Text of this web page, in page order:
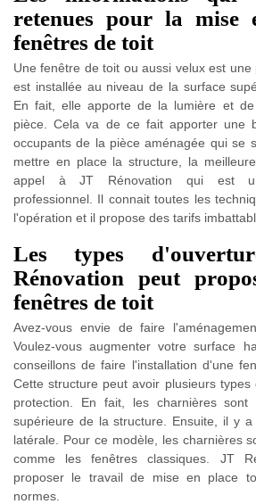
retenues pour la mise
fenêtres de toit
Une fenêtre de toit ou aussi velux est
est installée au niveau de la surface
En fait, elle apporte de la lumière et
pièce. Cela va de ce fait apporter une
occupants de la pièce aménagée qui se
mettre en place la structure, la
appel à JT Rénovation qui est un
professionnel. Il connait toutes les
l'opération et il propose des tarifs
Les types
Rénovation peut
fenêtres de toit
Avez-vous envie de faire
Voulez-vous augmenter votre surface
conseillons de faire l'installation d'une
Cette structure peut avoir plusieurs types
protection. En fait, les charnières
supérieure de la structure. Ensuite, il y
latérale. Pour ce modèle, les charnières
comme les fenêtres classiques. JT
proposer le travail de mise en place
normes.